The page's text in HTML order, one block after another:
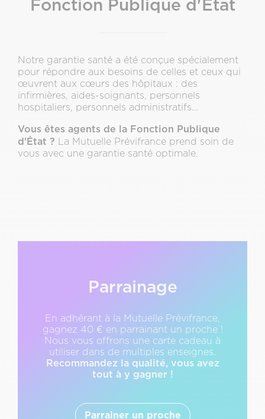
Fonction Publique d'État
Notre garantie santé a été conçue spécialement
pour répondre aux besoins de celles et ceux qui
œuvrent aux cœurs des hôpitaux : des
infirmières, aides-soignants, personnels
hospitaliers, personnels administratifs...
Vous êtes agents de la Fonction Publique
d'État ? La Mutuelle Prévifrance prend soin de
vous avec une garantie santé optimale.
DescriptionParrainage
En adhérant à la Mutuelle Prévifrance,
gagnez 40 € en parrainant un proche !
Nous vous offrons une carte cadeau à
utiliser dans de multiples enseignes.
Recommandez la qualité, vous avez
tout à y gagner !
Parrainer un proche